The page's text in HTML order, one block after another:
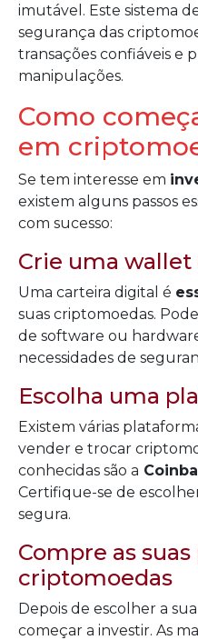
imutável. Este sistema
segurança das
transações confiáveis e
manipulações.
Como
em
Se tem interesse em
existem alguns passos
com sucesso:
Crie uma
Uma carteira digital é
suas criptomoedas.
de software ou
necessidades de
Escolha uma
Existem várias
vender e trocar
conhecidas são a
Certifique-se de
segura.
Compre as
criptomoedas
Depois de escolher a sua
começar a investir. As